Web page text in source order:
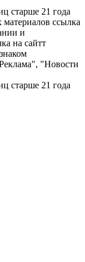
старше 21 года
ссылка
и
на сайтт
"Новости
старше 21 года